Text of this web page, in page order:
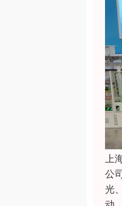
上
公
光